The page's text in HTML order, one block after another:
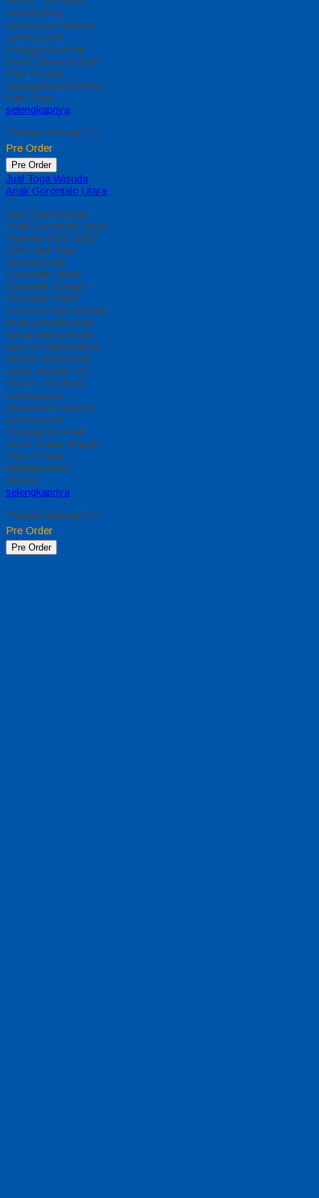
memberinya
penawaran Special
semua level
Pengajaran Anak
Umur Dasar dengan
Fitur Produk
sebagaimana berikut :
Kain Toga…
selengkapnya
*Harga Hubungi CS
Pre Order
Pre Order
Jual Toga Wisuda
Anak Gorontalo Utara
Jual Toga Wisuda
Anak Gorontalo Utara
Hubungi 0812-2282-
1060 Jual Toga
Wisuda Anak
Gorontalo Utara
Sulawesi Tengah –
Temukan Paket
Promosi toga wisuda
anak komplet pada
harga paling murah
dan memiliki kualitas
terbaik, kami kasih
untuk sekolah TK,
PAUD , SD Kami
memberinya
penawaran Special
semua level
Pengajaran Anak
Umur Dasar dengan
Fitur Produk
sebagaimana
berikut…
selengkapnya
*Harga Hubungi CS
Pre Order
Pre Order